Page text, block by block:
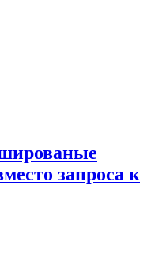
запроса к